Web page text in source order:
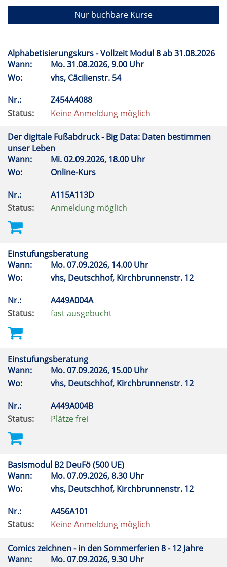
Nur buchbare Kurse
Alphabetisierungskurs - Vollzeit Modul 8 ab 31.08.2026
Wann:
Mo.31.08.2026, 9.00 Uhr
Wo:
vhs, Cäcilienstr. 54
Nr.:
Z454A4088
Status:
Keine Anmeldung möglich
Der digitale Fußabdruck - Big Data: Daten bestimmen
unser Leben
Wann:
Mi.02.09.2026, 18.00 Uhr
Wo:
Online-Kurs
Nr.:
A115A113D
Status:
Anmeldung möglich
Einstufungsberatung
Wann:
Mo.07.09.2026, 14.00 Uhr
Wo:
vhs, Deutschhof, Kirchbrunnenstr. 12
Nr.:
A449A004A
Status:
fast ausgebucht
Einstufungsberatung
Wann:
Mo.07.09.2026, 15.00 Uhr
Wo:
vhs, Deutschhof, Kirchbrunnenstr. 12
Nr.:
A449A004B
Status:
Plätze frei
Basismodul B2 DeuFö (500 UE)
Wann:
Mo.07.09.2026, 8.30 Uhr
Wo:
vhs, Deutschhof, Kirchbrunnenstr. 12
Nr.:
A456A101
Status:
Keine Anmeldung möglich
Comics zeichnen - in den Sommerferien 8 - 12 Jahre
Wann:
Mo.07.09.2026, 9.30 Uhr